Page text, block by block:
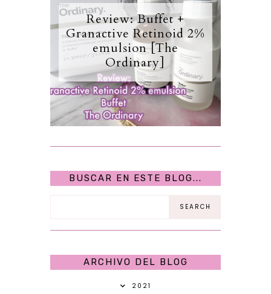
Review: Buffet +
Granactive Retinoid 2%
emulsion [The
Ordinary]
BUSCAR EN ESTE BLOG...
ARCHIVO DEL BLOG
2021